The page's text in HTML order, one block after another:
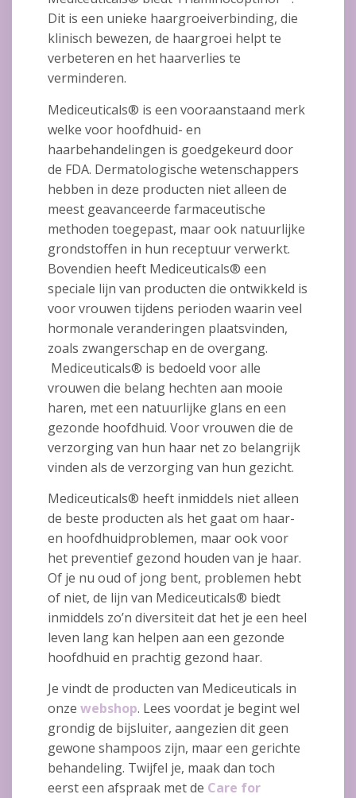
Dit is een unieke haargroeiverbinding, die
klinisch bewezen, de haargroei helpt te
verbeteren en het haarverlies te
verminderen.
Mediceuticals® is een vooraanstaand merk
welke voor hoofdhuid- en
haarbehandelingen is goedgekeurd door
de FDA. Dermatologische wetenschappers
hebben in deze producten niet alleen de
meest geavanceerde farmaceutische
methoden toegepast, maar ook natuurlijke
grondstoffen in hun receptuur verwerkt.
Bovendien heeft Mediceuticals® een
speciale lijn van producten die ontwikkeld is
voor vrouwen tijdens perioden waarin veel
hormonale veranderingen plaatsvinden,
zoals zwangerschap en de overgang.
Mediceuticals® is bedoeld voor alle
vrouwen die belang hechten aan mooie
haren, met een natuurlijke glans en een
gezonde hoofdhuid. Voor vrouwen die de
verzorging van hun haar net zo belangrijk
vinden als de verzorging van hun gezicht.
Mediceuticals® heeft inmiddels niet alleen
de beste producten als het gaat om haar-
en hoofdhuidproblemen, maar ook voor
het preventief gezond houden van je haar.
Of je nu oud of jong bent, problemen hebt
of niet, de lijn van Mediceuticals® biedt
inmiddels zo’n diversiteit dat het je een heel
leven lang kan helpen aan een gezonde
hoofdhuid en prachtig gezond haar.
Je vindt de producten van Mediceuticals in
onze webshop. Lees voordat je begint wel
grondig de bijsluiter, aangezien dit geen
gewone shampoos zijn, maar een gerichte
behandeling. Twijfel je, maak dan toch
eerst een afspraak met de Care for